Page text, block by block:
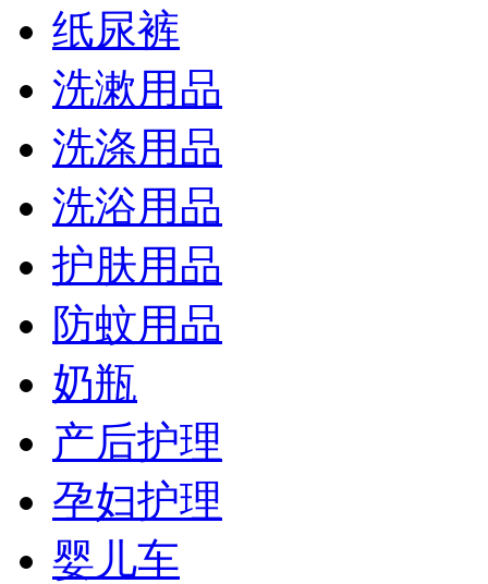
纸尿裤
洗漱用品
洗涤用品
洗浴用品
护肤用品
防蚊用品
奶瓶
产后护理
孕妇护理
婴儿车